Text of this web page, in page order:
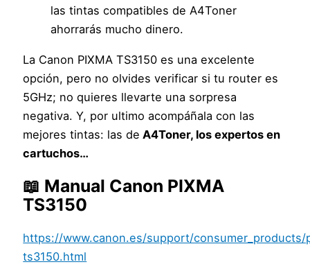
las tintas compatibles de A4Toner
ahorrarás mucho dinero.
La Canon PIXMA TS3150 es una excelente
opción, pero no olvides verificar si tu router es
5GHz; no quieres llevarte una sorpresa
negativa. Y, por ultimo acompáñala con las
mejores tintas: las de A4Toner, los expertos en
cartuchos…
📖 Manual Canon PIXMA
TS3150
https://www.canon.es/support/
ts3150.html